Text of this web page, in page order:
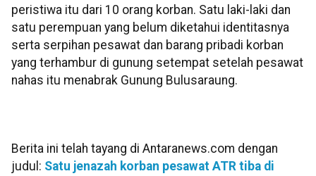
peristiwa itu dari 10 orang korban. Satu laki-laki dan
satu perempuan yang belum diketahui identitasnya
serta serpihan pesawat dan barang pribadi korban
yang terhambur di gunung setempat setelah pesawat
nahas itu menabrak Gunung Bulusaraung.
Berita ini telah tayang di Antaranews.com dengan
judul: Satu jenazah korban pesawat ATR tiba di